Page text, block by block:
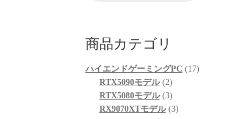
も喜んでおります。
次回購入の際の比較ショッ
プとして入りそうです。
商品カテゴリ
ハイエンドゲーミングPC 1717
RTX5090モデル 22
個
の
RTX5080モデル 33
個
RX9070XTモデル 33